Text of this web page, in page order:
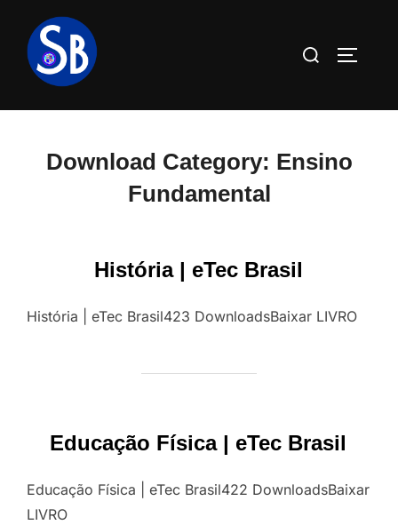
para
conteúdo
Pesquisar
Download Category: Ensino
Fundamental
História | eTec Brasil
História | eTec Brasil423 DownloadsBaixar LIVRO
Educação Física | eTec Brasil
Educação Física | eTec Brasil422 DownloadsBaixar
LIVRO